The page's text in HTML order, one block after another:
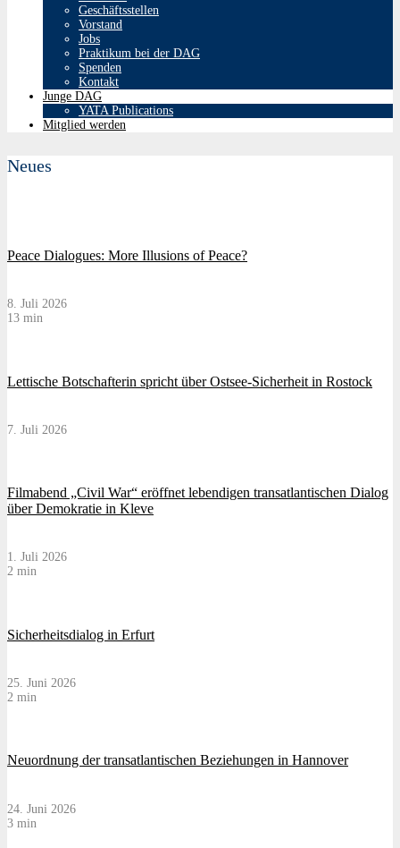
Geschäftsstellen
Vorstand
Jobs
Praktikum bei der DAG
Spenden
Kontakt
Junge DAG
YATA Publications
Mitglied werden
Neues
Peace Dialogues: More Illusions of Peace?
8. Juli 2026
13 min
Lettische Botschafterin spricht über Ostsee-Sicherheit in Rostock
7. Juli 2026
Filmabend „Civil War“ eröffnet lebendigen transatlantischen Dialog
über Demokratie in Kleve
1. Juli 2026
2 min
Sicherheitsdialog in Erfurt
25. Juni 2026
2 min
Neuordnung der transatlantischen Beziehungen in Hannover
24. Juni 2026
3 min